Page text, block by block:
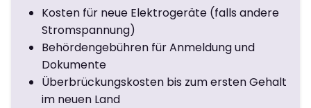
Kosten für neue Elektrogeräte (falls andere
Stromspannung)
Behördengebühren für Anmeldung und
Dokumente
Überbrückungskosten bis zum ersten Gehalt
im neuen Land